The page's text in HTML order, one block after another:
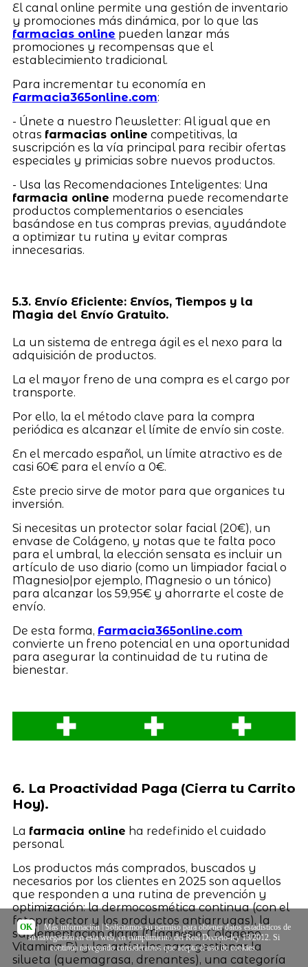
El canal online permite una gestión de inventario
y promociones más dinámica, por lo que las
farmacias online pueden lanzar más
promociones y recompensas que el
establecimiento tradicional.
Para incrementar tu economía en
Farmacia365online.com:
- Únete a nuestro Newsletter: Al igual que en
otras farmacias online competitivas, la
suscripción es la vía principal para recibir ofertas
especiales y primicias sobre nuevos productos.
- Usa las Recomendaciones Inteligentes: Una
farmacia online moderna puede recomendarte
productos complementarios o esenciales
basándose en tus compras previas, ayudándote
a optimizar tu rutina y evitar compras
innecesarias.
5.3. Envío Eficiente: Envíos, Tiempos y la
Magia del Envío Gratuito.
La un sistema de entrega ágil es el nexo para la
adquisición de productos.
La el mayor freno de una compra es el cargo por
transporte.
Por ello, la el método clave para la compra
periódica es alcanzar el límite de envío sin coste.
En el mercado español, un límite atractivo es de
casi 60€ para el envío a 0€.
Este precio sirve de motor para que organices tu
inversión.
Si necesitas un protector solar facial (20€), un
envase de Colágeno, y notas que te falta poco
para el umbral, la elección sensata es incluir un
artículo de uso diario (como un limpiador facial o
Magnesio|por ejemplo, Magnesio o un tónico)
para alcanzar los 59,95€ y ahorrarte el coste de
envío.
De esta forma, Farmacia365online.com
convierte un freno potencial en una oportunidad
para asegurar la continuidad de tu rutina de
bienestar.
6. La Proactividad Paga (Cierra tu Carrito
Hoy).
La farmacia online ha redefinido el cuidado
personal.
Los productos más comprados, buscados y
necesarios por los clientes en 2025 son aquellos
que responden a una rutina de prevención y
optimización: la dermocosmética continua (con el
fotoprotector y los productos antiarrugas), la
suplementación diaria (Magnesio, Colágeno,
Vitamina D) y los artículos para gestionar la
silueta (quemagrasa, drenantes), una categoría
OK | Más información| Solicitamos su permiso para obtener datos estadísticos de
su navegación en esta web, en cumplimiento del Real Decreto-ley 13/2012. Si
continúa navegando consideramos que acepta el uso de cookies.